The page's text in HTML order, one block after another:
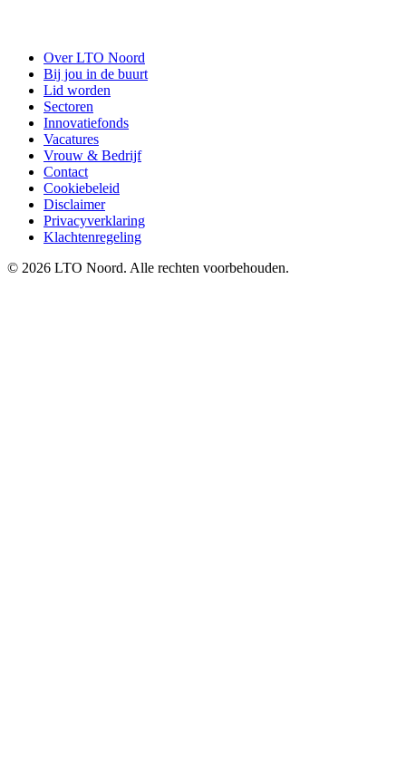
Over LTO Noord
Bij jou in de buurt
Lid worden
Sectoren
Innovatiefonds
Vacatures
Vrouw & Bedrijf
Contact
Cookiebeleid
Disclaimer
Privacyverklaring
Klachtenregeling
© 2026 LTO Noord. Alle rechten voorbehouden.